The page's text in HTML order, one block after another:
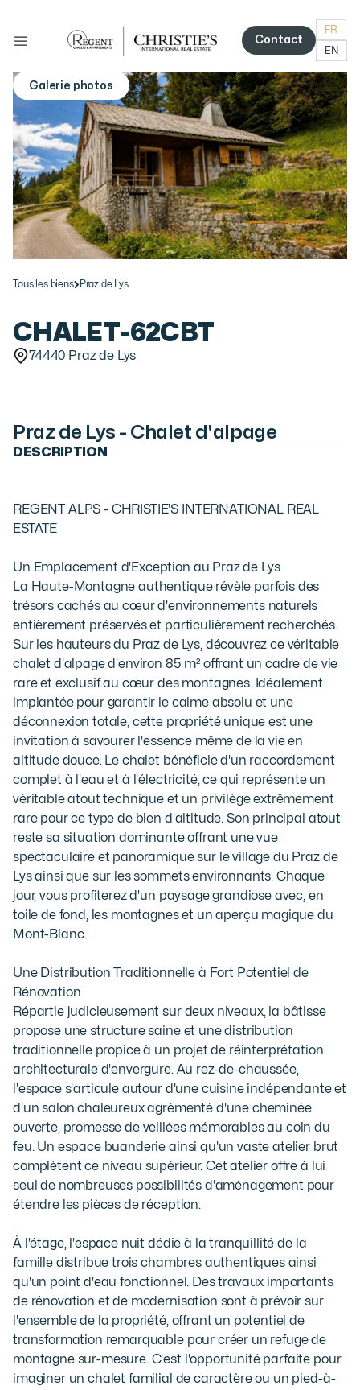
Galerie photos
More photos
Tous les biens Praz de Lys
CHALET-62CBT
74440 Praz de Lys
Praz de Lys - Chalet d'alpage
DESCRIPTION
REGENT ALPS - CHRISTIE'S INTERNATIONAL REAL
ESTATE
Un Emplacement d'Exception au Praz de Lys
La Haute-Montagne authentique révèle parfois des
trésors cachés au cœur d'environnements naturels
entièrement préservés et particulièrement recherchés.
Sur les hauteurs du Praz de Lys, découvrez ce véritable
chalet d'alpage d'environ 85 m² offrant un cadre de vie
rare et exclusif au cœur des montagnes. Idéalement
implantée pour garantir le calme absolu et une
déconnexion totale, cette propriété unique est une
invitation à savourer l'essence même de la vie en
altitude douce. Le chalet bénéficie d'un raccordement
complet à l'eau et à l'électricité, ce qui représente un
véritable atout technique et un privilège extrêmement
rare pour ce type de bien d'altitude. Son principal atout
reste sa situation dominante offrant une vue
spectaculaire et panoramique sur le village du Praz de
Lys ainsi que sur les sommets environnants. Chaque
jour, vous profiterez d'un paysage grandiose avec, en
toile de fond, les montagnes et un aperçu magique du
Mont-Blanc.
Une Distribution Traditionnelle à Fort Potentiel de
Rénovation
Répartie judicieusement sur deux niveaux, la bâtisse
propose une structure saine et une distribution
traditionnelle propice à un projet de réinterprétation
architecturale d'envergure. Au rez-de-chaussée,
l'espace s'articule autour d'une cuisine indépendante et
d'un salon chaleureux agrémenté d'une cheminée
ouverte, promesse de veillées mémorables au coin du
feu. Un espace buanderie ainsi qu'un vaste atelier brut
complètent ce niveau supérieur. Cet atelier offre à lui
seul de nombreuses possibilités d'aménagement pour
étendre les pièces de réception.
À l'étage, l'espace nuit dédié à la tranquillité de la
famille distribue trois chambres authentiques ainsi
qu'un point d'eau fonctionnel. Des travaux importants
de rénovation et de modernisation sont à prévoir sur
l'ensemble de la propriété, offrant un potentiel de
transformation remarquable pour créer un refuge de
montagne sur-mesure. C'est l'opportunité parfaite pour
imaginer un chalet familial de caractère ou un pied-à-
FR
EN
Contact
Contact